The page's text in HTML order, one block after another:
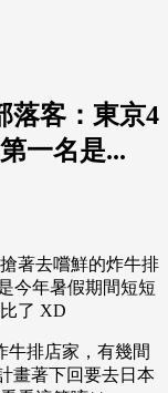
落客：東京4
一名是...
著去嚐鮮的炸牛排
今年暑假期間短短
了 XD
牛排店家，有幾間
畫著下回要去日本